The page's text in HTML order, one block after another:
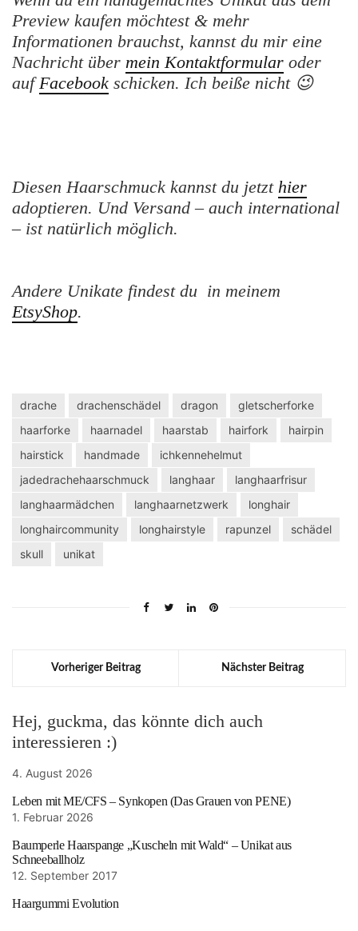
Preview kaufen möchtest & mehr
Informationen brauchst, kannst du mir eine
Nachricht über mein Kontaktformular oder
aufFacebook schicken. Ich beiße nicht 😉
Diesen Haarschmuck kannst du jetzt hier
adoptieren. Und Versand – auch international
– ist natürlich möglich.
Andere Unikate findest du in meinem
EtsyShop.
drache drachenschädel dragon
gletscherforke
haarforke
haarnadel haarstab hairfork
hairpin
hairstick
handmade
ichkennehelmut
jadedrachehaarschmuck
langhaar
langhaarfrisur
langhaarmädchen
langhaarnetzwerk
longhair
longhaircommunity
longhairstyle rapunzel
schädel
skull
unikat
Vorheriger Beitrag Nächster Beitrag
Hej, guckma, das könnte dich auch
interessieren :)
4. August 2026
Leben mit ME/CFS – Synkopen (Das Grauen von PENE)
1. Februar 2026
Baumperle Haarspange „Kuscheln mit Wald“ – Unikat aus
Schneeballholz
12. September 2017
Haargummi Evolution